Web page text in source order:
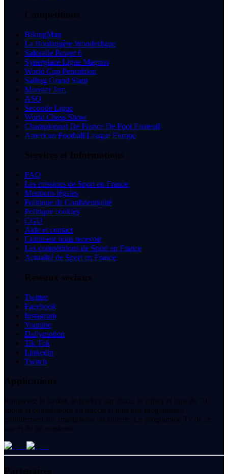
Compétitions
BikingMan
La Boulangère Wonderligue
Saforelle Power 6
Synerglace Ligue Magnus
World Cup Pentathlon
Sailing Grand Slam
Monster Jam
ASO
Seconde Ligue
World Chess Show
Championnat De France De Foot Fauteuil
American Football League Europe
Services et Informations
FAQ
Les missions de Sport en France
Mentions légales
Politique de Confidentialité
Politique cookies
CGU
Aide et contact
Comment nous recevoir
Les compétitions de Sport en France
Actualité de Sport en France
Réseaux sociaux
Twitter
Facebook
Instagram
Youtube
Dailymotion
Tik Tok
Linkedin
Twitch
Applications
Retrouvez le basket, le hockey sur glace, le volley et plus de 70
sports et compétitions en directs et tous nos programmes
gratuitement sur smartphone ou tablette. Le programme Tv de ce
soir et de ce weekend.
Partenaires